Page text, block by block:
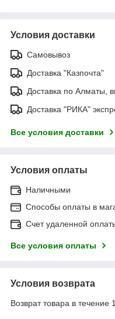
Условия доставки
Самовывоз
Доставка "Казпочта"
Доставка по Алматы,
Доставка "РИКА"
Все условия доставки
Условия оплаты
Наличными
Способы оплаты в
Счет удаленной
Все условия оплаты
Условия возврата
Возврат товара в течение